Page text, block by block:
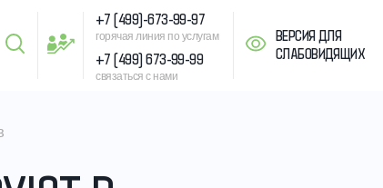
+7 (499)-673-99-97
горячая линия по услугам
+7 (499) 673-99-99
связаться с нами
ВЕРСИЯ ДЛЯ
СЛАБОВИДЯЩИХ